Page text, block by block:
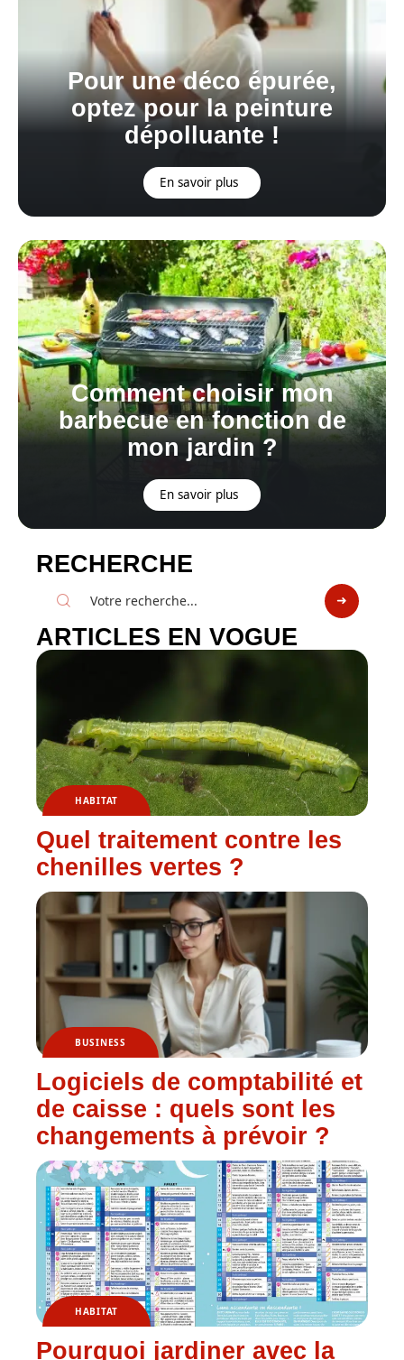
Pour une déco épurée,
optez pour la peinture
dépolluante !
En savoir plus
Comment choisir mon
barbecue en fonction de
mon jardin ?
En savoir plus
RECHERCHE
ARTICLES EN VOGUE
HABITAT
Quel traitement contre les
chenilles vertes ?
BUSINESS
Logiciels de comptabilité et
de caisse : quels sont les
changements à prévoir ?
HABITAT
Pourquoi jardiner avec la